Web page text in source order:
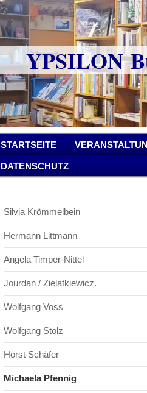
YPSILON
STARTSEITE
DATENSCHUTZ
Silvia Krömmelbein
Hermann Littmann
Angela Timper-Nittel
Jourdan / Zielatkiewicz.
Wolfgang Voss
Wolfgang Stolz
Horst Schäfer
Michaela Pfennig